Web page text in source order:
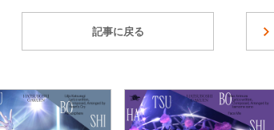
記事に戻る